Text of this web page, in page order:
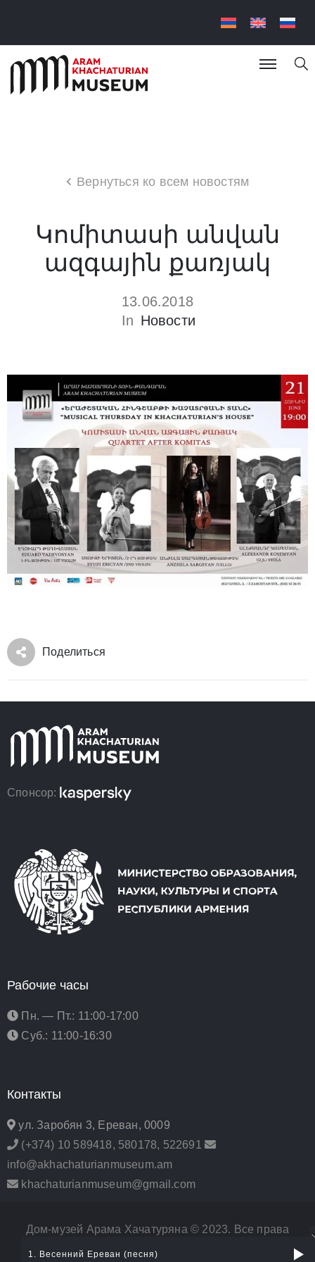
Вернуться ко всем новостям
Կոմիտասի անվան
ազգային քառյակ
13.06.2018
In Новости
Поделиться
Спонсор:
Рабочие часы
Пн. — Пт.: 11:00-17:00
Суб.: 11:00-16:30
Контакты
ул. Заробян 3, Ереван, 0009
(+374) 10 589418, 580178, 522691
info@akhachaturianmuseum.am
khachaturianmuseum@gmail.com
Дом-музей Арама Хачатуряна © 2023. Все права
защищены. | Разработано в
1. Весенний Ереван (песня)